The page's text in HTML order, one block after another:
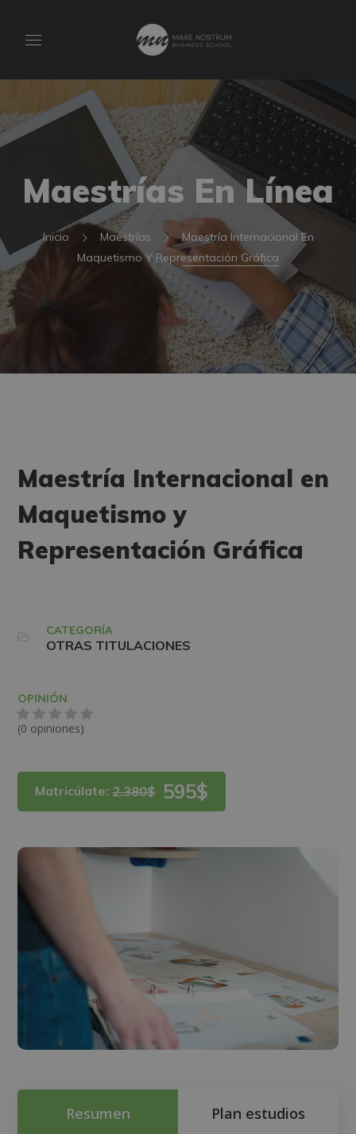
Maestrías En Línea
Inicio Maestrías
Maestría Internacional En
Maquetismo Y Representación Gráfica
Maestría Internacional en
Maquetismo y
Representación Gráfica
CATEGORÍA
OTRAS TITULACIONES
OPINIÓN
(0 opiniones)
Matricúlate:2.380$ 595$
Resumen Plan estudios